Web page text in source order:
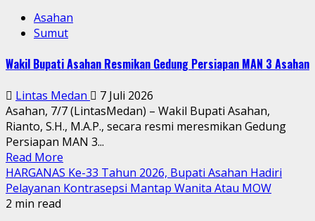
Asahan
Sumut
Wakil Bupati Asahan Resmikan Gedung Persiapan MAN 3 Asahan
Lintas Medan
7 Juli 2026
Asahan, 7/7 (LintasMedan) – Wakil Bupati Asahan,
Rianto, S.H., M.A.P., secara resmi meresmikan Gedung
Persiapan MAN 3...
Read More
HARGANAS Ke-33 Tahun 2026, Bupati Asahan Hadiri
Pelayanan Kontrasepsi Mantap Wanita Atau MOW
2 min read